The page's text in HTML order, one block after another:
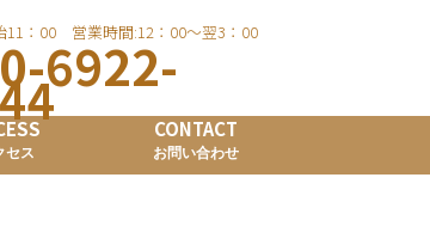
11：00 営業時間:12：00～翌3：00
6922-
セス
CONTACT
お問い合わせ